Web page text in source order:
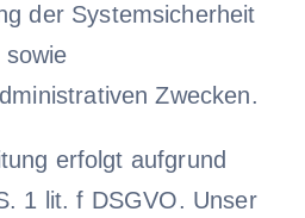
der Systemsicherheit
Zwecken.
erfolgt aufgrund
1 lit. f DSGVO. Unser